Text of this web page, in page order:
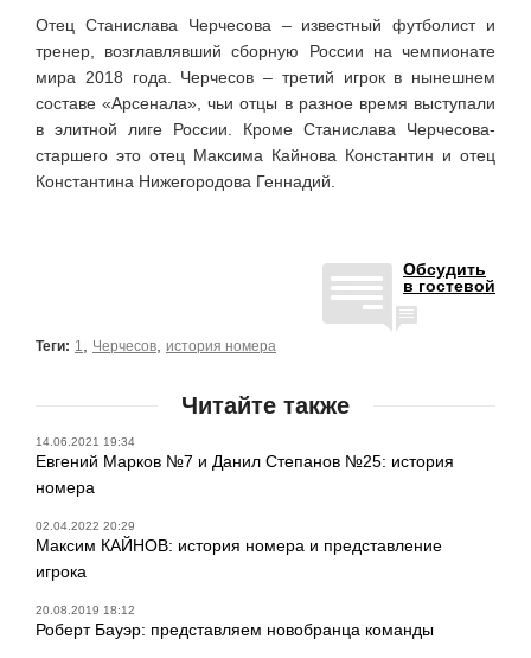
Отец Станислава Черчесова – известный футболист и
тренер, возглавлявший сборную России на чемпионате
мира 2018 года. Черчесов – третий игрок в нынешнем
составе «Арсенала», чьи отцы в разное время выступали
в элитной лиге России. Кроме Станислава Черчесова-
старшего это отец Максима Кайнова Константин и отец
Константина Нижегородова Геннадий.
Обсудить
в гостевой
Теги: 1 Черчесов история номера
Читайте также
14.06.2021 19:34
Евгений Марков №7 и Данил Степанов №25: история
номера
02.04.2022 20:29
Максим КАЙНОВ: история номера и представление
игрока
20.08.2019 18:12
Роберт Бауэр: представляем новобранца команды